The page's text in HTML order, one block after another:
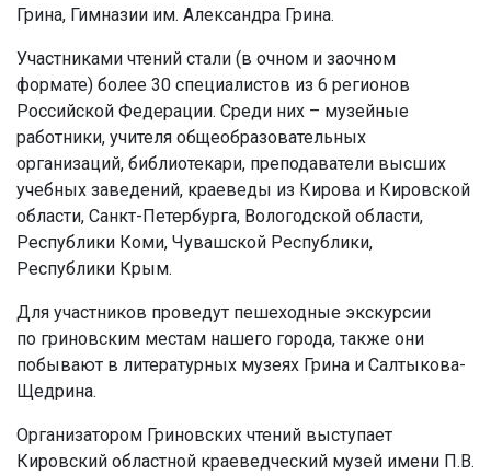
Грина, Гимназии им. Александра Грина.
Участниками чтений стали (в очном и заочном
формате) более 30 специалистов из 6 регионов
Российской Федерации. Среди них – музейные
работники, учителя общеобразовательных
организаций, библиотекари, преподаватели высших
учебных заведений, краеведы из Кирова и Кировской
области, Санкт-Петербурга, Вологодской области,
Республики Коми, Чувашской Республики,
Республики Крым.
Для участников проведут пешеходные экскурсии
по гриновским местам нашего города, также они
побывают в литературных музеях Грина и Салтыкова-
Щедрина.
Организатором Гриновских чтений выступает
Кировский областной краеведческий музей имени П.В.